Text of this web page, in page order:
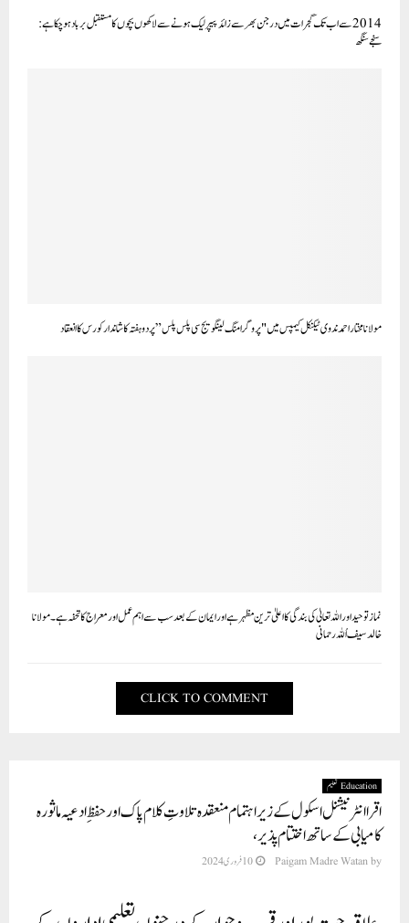
2014 سے اب تک گجرات میں درجن بھر سے زائد پیپر لیک ہونے سے لاکھوں بچوں کا مستقبل برباد ہو چکا ہے:
سنجے سنگھ
مولانا مختار احمد ندوی ٹیکنیکل کیمپس میں "پروگرامنگ لینگویج سی پلس پلس” پر دوہفتہ کا شاندار کورس کا انعقاد
نماز توحید اور اللہ تعالیٰ کی بندگی کا اعلیٰ ترین مظہر ہے اور ایمان کے بعد سب سے اہم عمل اور معراج کا تحفہ ہے ۔مولانا
خالد سیف اُللہ رحمانی
CLICK TO COMMENT
Education تعلیم
اقرا انٹرنیشنل اسکول کے زیر اہتمام منعقدہ تلاوتِ کلام پاک اور حفظِ ادعیہ ماثورہ
کامیابی کے ساتھ اختتام پذیر،
by
Paigam Madre Watan 10 فروری 2024